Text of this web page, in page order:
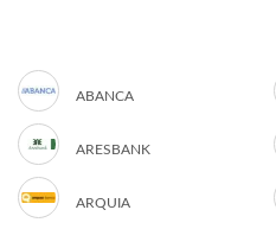
ABANCA
ARESBANK
ARQUIA